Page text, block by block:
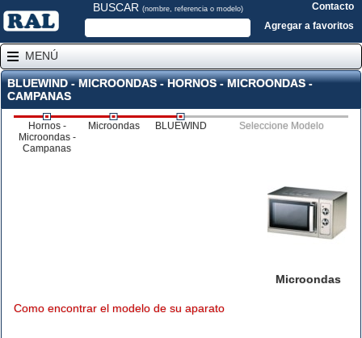
BUSCAR (nombre, referencia o modelo)
Contacto
Agregar a favoritos
MENÚ
BLUEWIND - MICROONDAS - HORNOS - MICROONDAS -
CAMPANAS
Hornos -
Microondas -
Campanas
Microondas BLUEWIND Seleccione Modelo
Microondas
Como encontrar el modelo de su aparato